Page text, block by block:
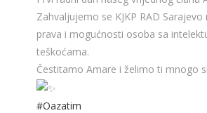
Zahvaljujemo se KJKP RAD
prava i mogućnosti osoba sa
teškoćama.
Čestitamo Amare i želimo ti mnogo
#Oazatim